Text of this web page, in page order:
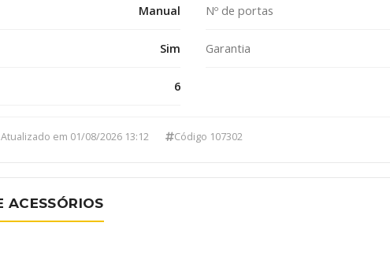
Manual Nº de portas
Sim Garantia
6
Atualizado em 01/08/2026 13:12 Código 107302
ACESSÓRIOS